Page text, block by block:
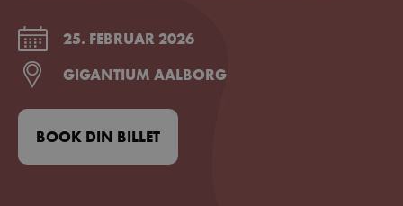
25. FEBRUAR 2026
GIGANTIUM AALBORG
BOOK DIN BILLET